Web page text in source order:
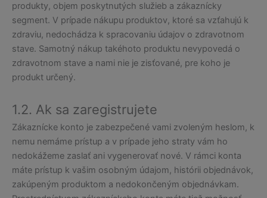
produkty, objem poskytnutých služieb a zákaznícky
segment. V prípade nákupu produktov, ktoré sa vzťahujú k
zdraviu, nedochádza k spracovaniu údajov o zdravotnom
stave. Samotný nákup takéhoto produktu nevypovedá o
zdravotnom stave a nami nie je zisťované, pre koho je
produkt určený.
1.2. Ak sa zaregistrujete
Zákaznícke konto je zabezpečené vami zvoleným heslom, k
nemu nemáme prístup a v prípade jeho straty vám ho
nedokážeme zaslať ani vygenerovať nové. V rámci konta
máte prístup k vašim osobným údajom, histórii objednávok,
zakúpeným produktom a nedokončeným objednávkam.